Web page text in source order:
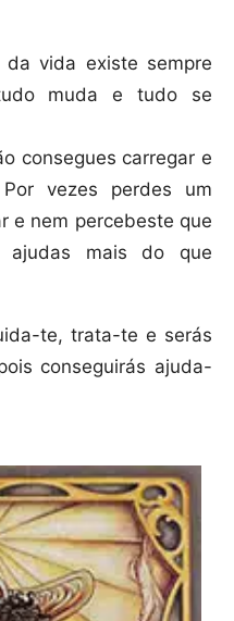
da vida existe sempre
muda e tudo se
consegues carregar e
vezes perdes um
e nem percebeste que
ajudas mais do que
te, trata-te e serás
conseguirás ajuda-